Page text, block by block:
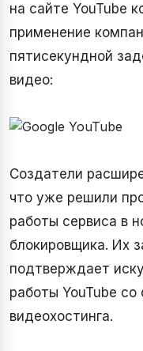
на сайте YouTube
применение
пятисекундной
видео:
Создатели
что уже решили
работы сервиса в
блокировщика. Их
подтверждает
работы YouTube
видеохостинга.